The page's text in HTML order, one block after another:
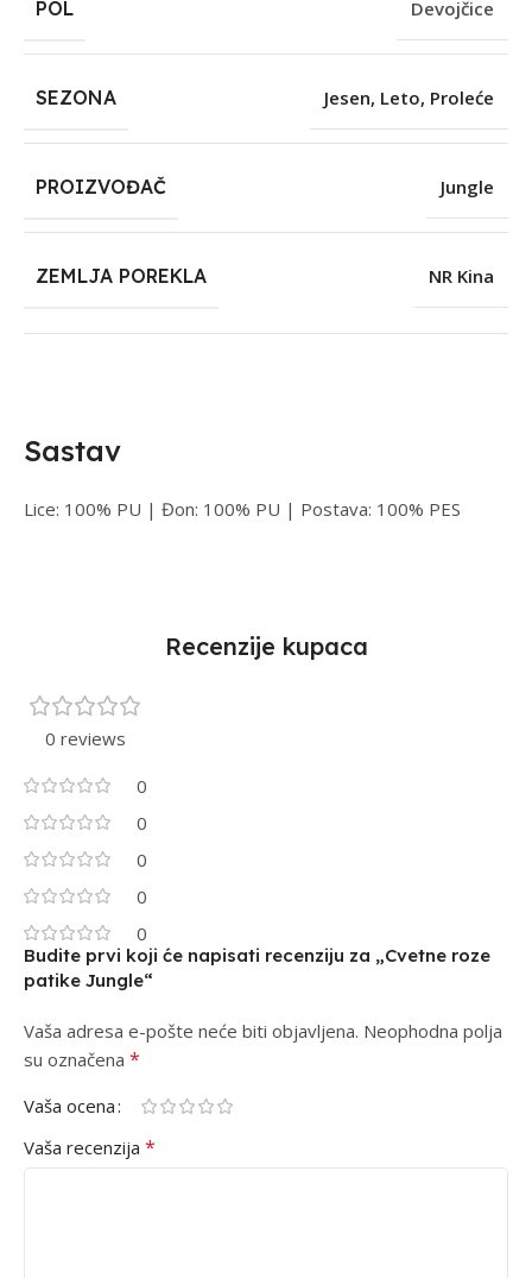
POL Devojčice
SEZONA Jesen, Leto, Proleće
PROIZVOĐAČ Jungle
ZEMLJA POREKLA NR Kina
Sastav
Lice: 100% PU | Đon: 100% PU | Postava: 100% PES
Recenzije kupaca
0 reviews
0
0
0
0
0
Budite prvi koji će napisati recenziju za „Cvetne roze
patike Jungle“
Vaša adresa e-pošte neće biti objavljena. Neophodna polja
su označena *
Vaša ocena
Vaša recenzija *
Alternative: